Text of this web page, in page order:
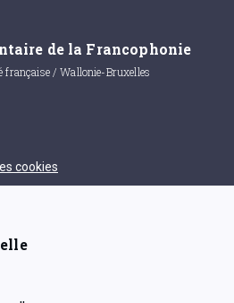
de la Francophonie
française / Wallonie-Bruxelles
cookies